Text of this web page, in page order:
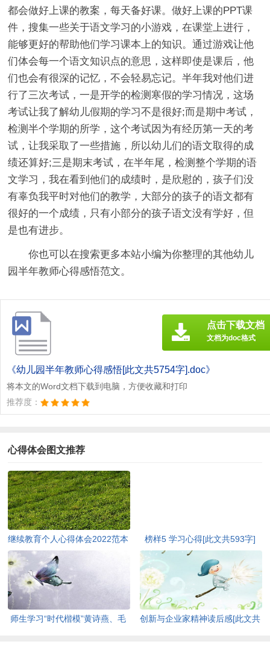
都会做好上课的教案，每天备好课。做好上课的PPT课
件，搜集一些关于语文学习的小游戏，在课堂上进行，
能够更好的帮助他们学习课本上的知识。通过游戏让他
们体会每一个语文知识点的意思，这样即使是课后，他
们也会有很深的记忆，不会轻易忘记。半年我对他们进
行了三次考试，一是开学的检测寒假的学习情况，这场
考试让我了解幼儿假期的学习不是很好;而是期中考试，
检测半个学期的所学，这个考试因为有经历第一天的考
试，让我采取了一些措施，所以幼儿们的语文取得的成
绩还算好;三是期末考试，在半年尾，检测整个学期的语
文学习，我在看到他们的成绩时，是欣慰的，孩子们没
有辜负我平时对他们的教学，大部分的孩子的语文都有
很好的一个成绩，只有小部分的孩子语文没有学好，但
是也有进步。
你也可以在搜索更多本站小编为你整理的其他幼儿
园半年教师心得感悟范文。
《幼儿园半年教师心得感悟[此文共5754字].doc》
将本文的Word文档下载到电脑，方便收藏和打印
推荐度：
点击下载文档
文档为doc格式
心得体会图文推荐
继续教育个人心得体会2022范本
[此文共5440字]
榜样5 学习心得[此文共593字]
师生学习“时代楷模”黄诗燕、毛
创新与企业家精神读后感[此文共